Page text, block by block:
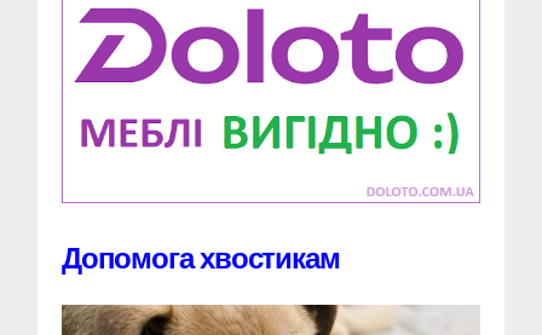
Допомога хвостикам